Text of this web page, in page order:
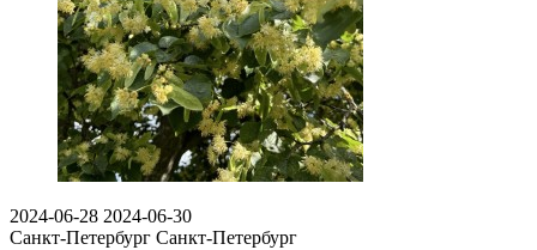
2024-06-28 2024-06-30
Санкт-Петербург Санкт-Петербург